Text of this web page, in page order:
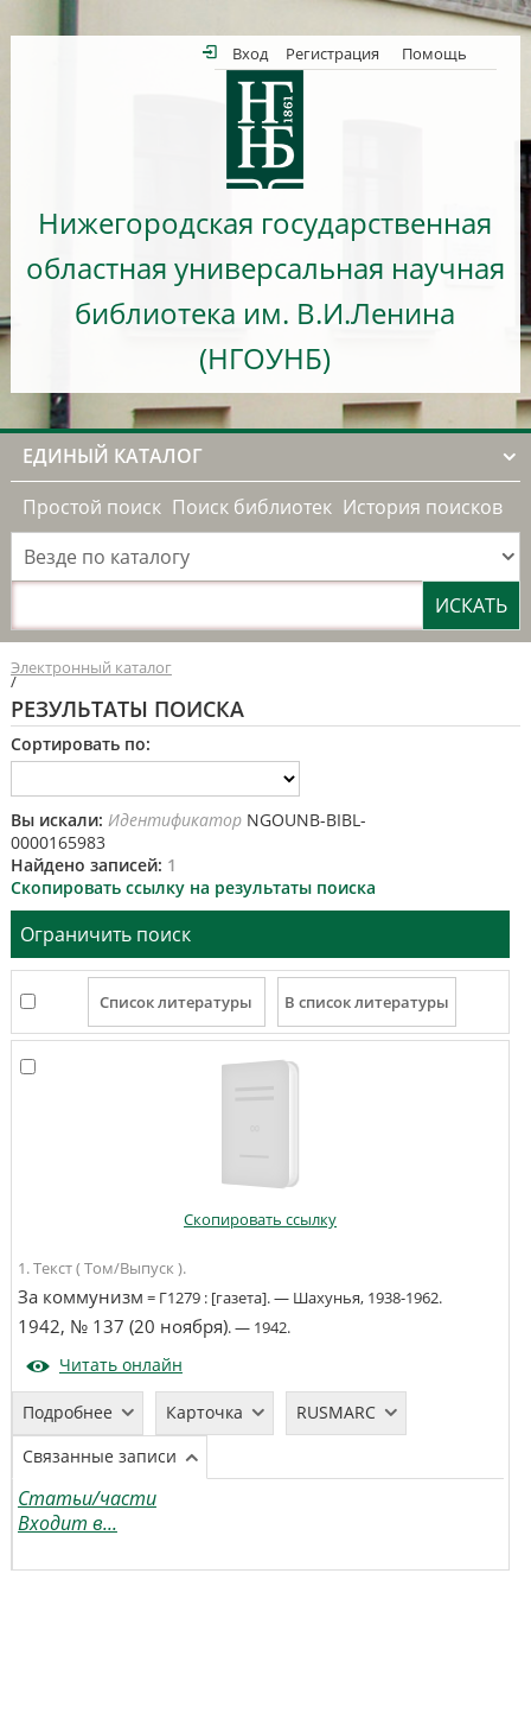
Вход Регистрация Помощь
Нижегородская государственная
областная универсальная научная
библиотека им. В.И.Ленина
(НГОУНБ)
ЕДИНЫЙ КАТАЛОГ
Простой поиск Поиск библиотек История поисков
Везде по каталогу
Электронный каталог
/
РЕЗУЛЬТАТЫ ПОИСКА
Сортировать по:
Вы искали: ИдентификаторNGOUNB-BIBL-
0000165983
Найдено записей: 1
Скопировать ссылку на результаты поиска
Ограничить поиск
Скопировать ссылку
1. Текст ( Том/Выпуск ).
За коммунизм = Г1279 : [газета]. —Шахунья,1938-1962.
1942, № 137 (20 ноября). —1942.
Читать онлайн
Подробнее Карточка
RUSMARC
Связанные записи
Статьи/части
Входит в...